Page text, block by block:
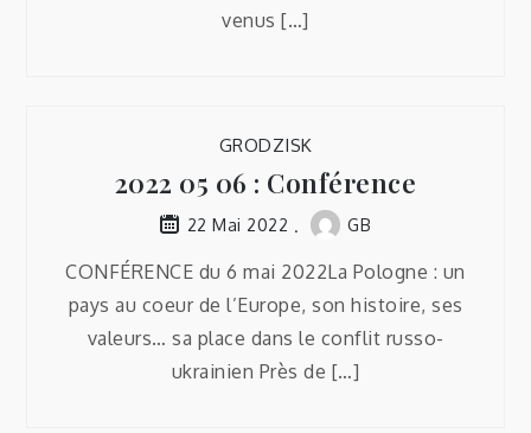
venus […]
GRODZISK
2022 05 06 : Conférence
22 Mai 2022 GB
CONFÉRENCE du 6 mai 2022La Pologne : un
pays au coeur de l’Europe, son histoire, ses
valeurs… sa place dans le conflit russo-
ukrainien Près de […]